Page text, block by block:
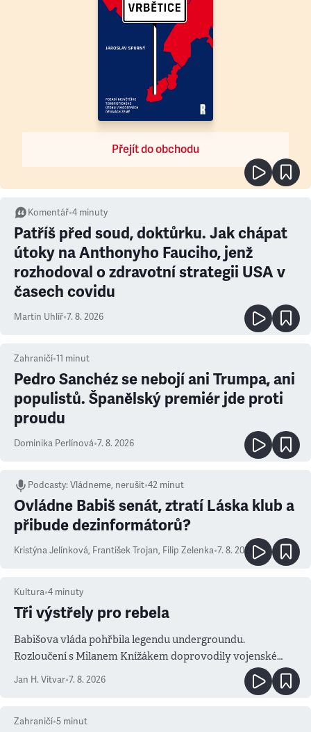
Přejít do obchodu
Komentář•4 minuty
Patříš před soud, doktůrku. Jak chápat
útoky na Anthonyho Fauciho, jenž
rozhodoval o zdravotní strategii USA v
časech covidu
Martin Uhlíř•7. 8. 2026
Zahraničí•11 minut
Pedro Sanchéz se nebojí ani Trumpa, ani
populistů. Španělský premiér jde proti
proudu
Dominika Perlínová•7. 8. 2026
Podcasty:Vládneme, nerušit•42 minut
Ovládne Babiš senát, ztratí Láska klub a
přibude dezinformátorů?
Kristýna Jelínková, František Trojan, Filip Zelenka•7. 8. 2026
Kultura•4 minuty
Tři výstřely pro rebela
Babišova vláda pohřbila legendu undergroundu.
Rozloučení s Milanem Knížákem doprovodily vojenské
salvy i kritika pokrokářů
Jan H. Vitvar•7. 8. 2026
Zahraničí•5 minut